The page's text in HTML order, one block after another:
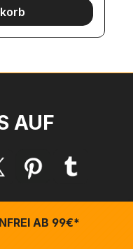
AUF
AB 99€*